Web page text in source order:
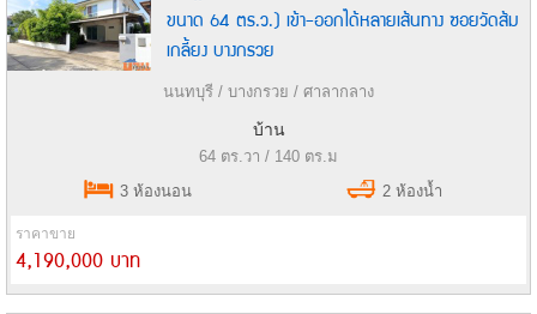
ขนาด 64 ตร.ว.) เข้า-ออกได้หลายเส้นทาง ซอยวัดส้ม
เกลี้ยง บางกรวย
นนทบุรี / บางกรวย / ศาลากลาง
บ้าน
64 ตร.วา / 140 ตร.ม
3 ห้องนอน
2 ห้องน้ำ
ราคาขาย
4,190,000 บาท